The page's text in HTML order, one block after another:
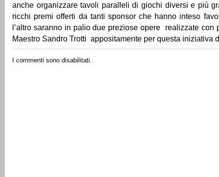
anche organizzare tavoli paralleli di giochi diversi e più
ricchi premi offerti da tanti sponsor che hanno inteso
l’altro saranno in palio due preziose opere realizzate
Maestro Sandro Trotti appositamente per questa iniziativa
I commenti sono disabilitati.